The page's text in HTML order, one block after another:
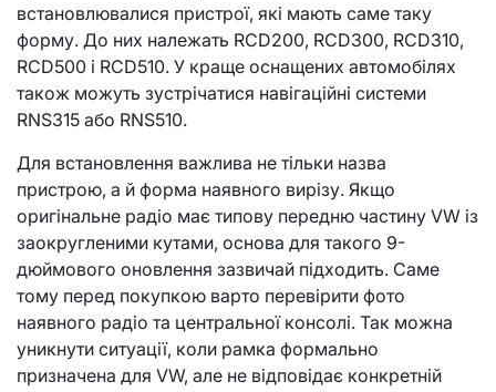
встановлювалися пристрої, які мають саме таку
форму. До них належать RCD200, RCD300, RCD310,
RCD500 і RCD510. У краще оснащених автомобілях
також можуть зустрічатися навігаційні системи
RNS315 або RNS510.
Для встановлення важлива не тільки назва
пристрою, а й форма наявного вирізу. Якщо
оригінальне радіо має типову передню частину VW із
заокругленими кутами, основа для такого 9-
дюймового оновлення зазвичай підходить. Саме
тому перед покупкою варто перевірити фото
наявного радіо та центральної консолі. Так можна
уникнути ситуації, коли рамка формально
призначена для VW, але не відповідає конкретній